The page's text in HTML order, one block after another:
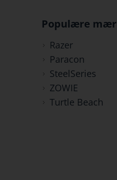
Populære
Razer
Paracon
SteelSeries
ZOWIE
Turtle Beach